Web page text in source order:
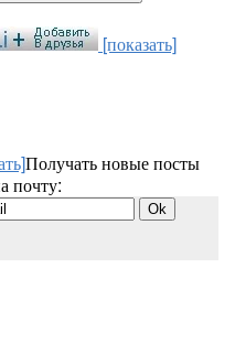
[показать]
Получать новые посты
почту: